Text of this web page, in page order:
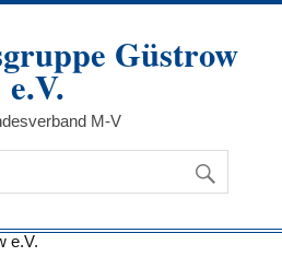
Güstrow
e.V.
M-V